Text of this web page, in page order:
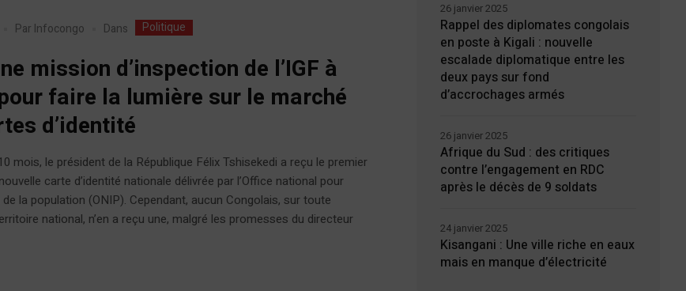
Par Infocongo Dans Politique
mission d’inspection de l’IGF à
pour faire la lumière sur le marché
d’identité
mois, le président de la République Félix Tshisekedi a reçu le premier
carte d’identité nationale délivrée par l’Office national pour
de la population (ONIP). Cependant, aucun Congolais, sur toute
national, n’en a reçu une, malgré les promesses du directeur
Rappel des diplomates congolais
en poste à Kigali : nouvelle
escalade diplomatique entre les
deux pays sur fond
d’accrochages armés
26 janvier 2025
Afrique du Sud : des critiques
contre l’engagement en RDC
après le décès de 9 soldats
26 janvier 2025
Kisangani : Une ville riche en eaux
mais en manque d’électricité
24 janvier 2025